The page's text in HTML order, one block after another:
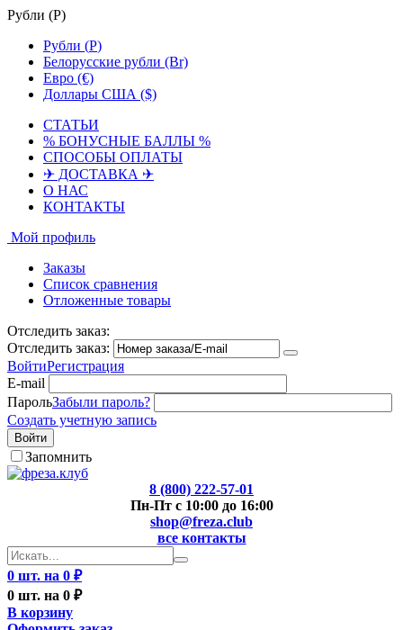
Рубли (Р)
Рубли (Р)
Белорусские рубли (Br)
Евро (€)
Доллары США ($)
СТАТЬИ
% БОНУСНЫЕ БАЛЛЫ %
СПОСОБЫ ОПЛАТЫ
✈ ДОСТАВКА ✈
О НАС
КОНТАКТЫ
Мой профиль
Заказы
Список сравнения
Отложенные товары
Отследить заказ:
Отследить заказ:
ВойтиРегистрация
E-mail
ПарольЗабыли пароль?
Создать учетную запись
Войти
Запомнить
8 (800) 222-57-01
Пн-Пт с 10:00 до 16:00
shop@freza.club
все контакты
0 шт. на 0 ₽
0 шт. на 0 ₽
В корзину